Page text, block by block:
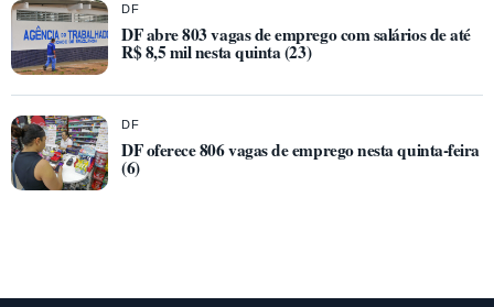
DF
DF abre 803 vagas de emprego com salários de até
R$ 8,5 mil nesta quinta (23)
DF
DF oferece 806 vagas de emprego nesta quinta-feira
(6)